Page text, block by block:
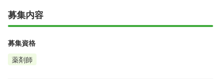
募集内容
募集資格
薬剤師